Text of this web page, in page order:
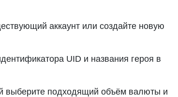
аккаунт или создайте новую
UID и названия героя в
выберите подходящий объём валюты и